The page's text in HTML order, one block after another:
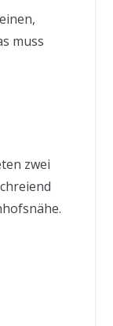
muss
zwei